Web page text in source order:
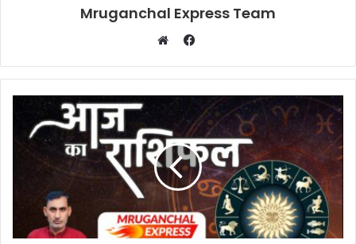
Mruganchal Express Team
Facebook